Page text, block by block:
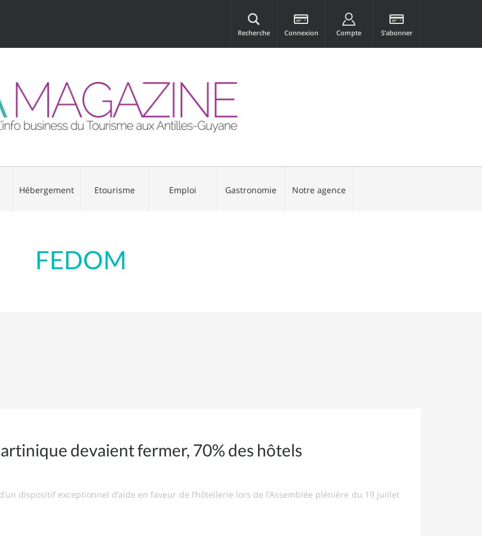
Recherche Connexion Compte S’abonner
Hébergement Etourisme Emploi Gastronomie Notre agence
FEDOM
devaient fermer, 70% des hôtels
dispositif exceptionnel d’aide en faveur de l’hôtellerie lors de l’Assemblée plénière du 19 juillet